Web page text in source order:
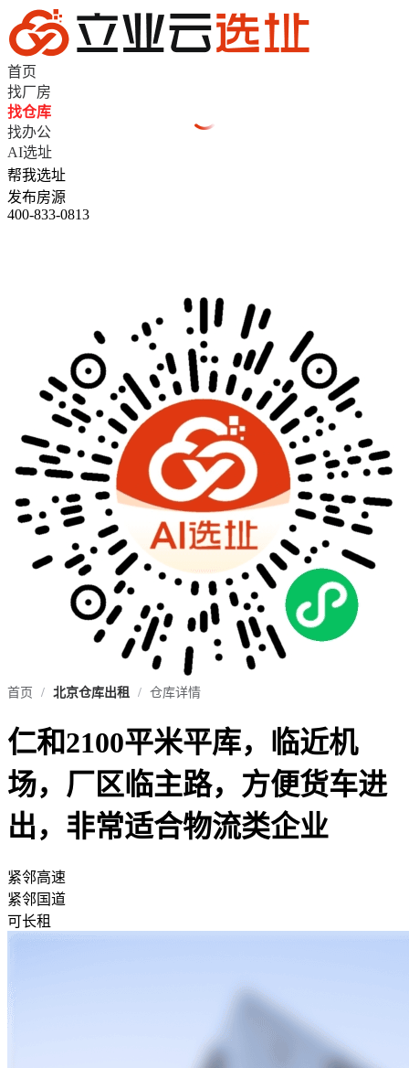
首页
找厂房
找仓库
找办公
AI选址
帮我选址
发布房源
400-833-0813
首页 / 北京仓库出租 / 仓库详情
仁和2100平米平库，临近机
场，厂区临主路，方便货车进
出，非常适合物流类企业
紧邻高速
紧邻国道
可长租